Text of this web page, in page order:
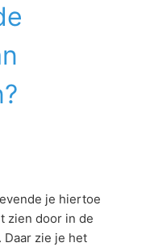
je hiertoe
zien door in de
Daar zie je het